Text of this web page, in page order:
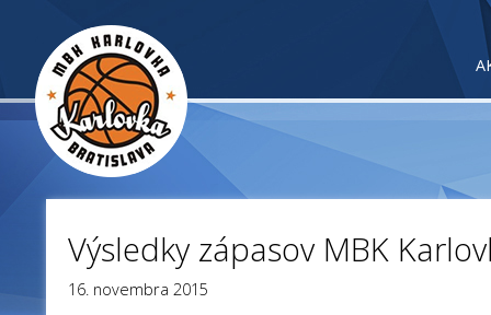
Výsledky zápasov MBK
16. novembra 2015